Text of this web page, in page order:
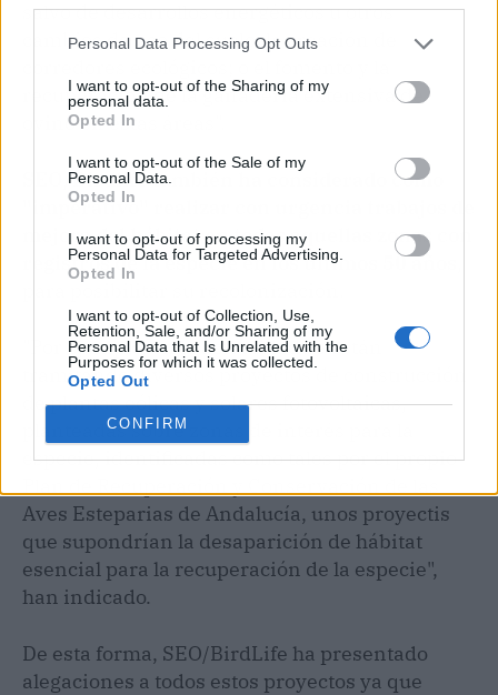
Personal Data Processing Opt Outs
I want to opt-out of the Sharing of my
personal data.
Opted In
I want to opt-out of the Sale of my
Personal Data.
Opted In
I want to opt-out of processing my
Personal Data for Targeted Advertising.
Opted In
I want to opt-out of Collection, Use,
Retention, Sale, and/or Sharing of my
Personal Data that Is Unrelated with the
Purposes for which it was collected.
Opted Out
CONFIRM
salvo de desarrollos energéticos u otros
cambios de uso del suelo; la creación de
recuperación de la ganadería extensiva de
ovino en estas áreas".
SEO/Birdlife también ha considerado como
"imperativo" realizar con urgencia trabajos de
mejora del hábitat en todas aquellas zonas con
registros de la especie en los últimos 50 años
para posibilitar su recolonización.
"Por ejemplo, en la actualidad se están
tramitando diversos proyectos de construcción
de plantas eólicas y solares fotovoltaicas,
planteadas sobre zonas de interés para la
especie, identificadas como tales por el propio
Aves Esteparias de Andalucía, unos proyectis
que supondrían la desaparición de hábitat
esencial para la recuperación de la especie",
han indicado.
De esta forma, SEO/BirdLife ha presentado
alegaciones a todos estos proyectos ya que